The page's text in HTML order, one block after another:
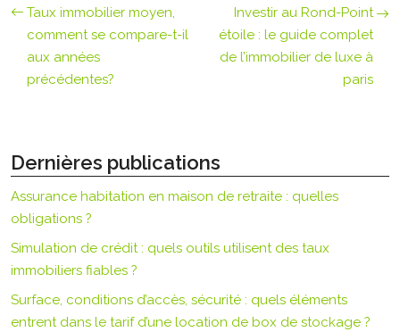
Taux immobilier moyen,
comment se compare-t-il
aux années
précédentes?
Investir au Rond-Point
étoile : le guide complet
de l’immobilier de luxe à
paris
Dernières publications
Assurance habitation en maison de retraite : quelles
obligations ?
Simulation de crédit : quels outils utilisent des taux
immobiliers fiables ?
Surface, conditions d’accès, sécurité : quels éléments
entrent dans le tarif d’une location de box de stockage ?